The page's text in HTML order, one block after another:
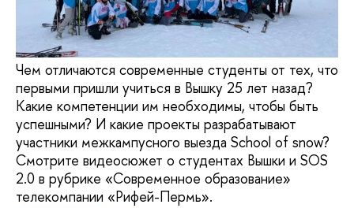
Чем отличаются современные студенты от тех, что
первыми пришли учиться в Вышку 25 лет назад?
Какие компетенции им необходимы, чтобы быть
успешными? И какие проекты разрабатывают
участники межкампусного выезда Sсhool of snow?
Смотрите видеосюжет о студентах Вышки и SOS
2.0 в рубрике «Современное образование»
телекомпании «Рифей-Пермь».